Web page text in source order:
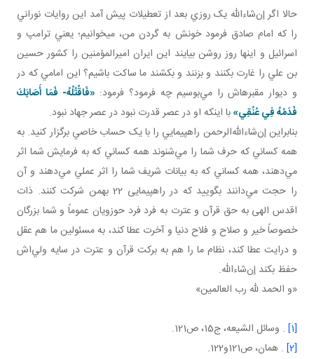
حالا اگر إن‌شاءالله يک روزي بعد از تعطيلات پيش آمد اين روايات نوراني
را که امام صادق فرمود خونش به گردن من، می­خوانيم؛ يعني ترامپ و
اسرائيل و اينها روز روشن بيايند اين ايران اميرالمؤمنين را کشور حسين
بن علي را غارت بکنند و بزنند و بکشند ما ساکت باشيم؟ اين امامي که در
و ديوار مقبره­اش را مي‌بوسيم چه فرمود؟ فرمود: «فَاقْتُلْهُ- فَمَا أَصَابَكَ
فَدَمُهُ فِي عُنُقِي»با اينکه او در عصر قدرت نبود در عصر جهاد نبود.
بنابراين إن‌شاءالله‌الرحمن راهپيمايي را با يک حساب خاصي برگزار کنيد. به
همه کساني که حرف شما را مي‌شنوند همه کساني که به فرمايش شما اثر
مي‌دهند، همه کساني که به بيانات شريف شما را اثر عملي مي‌دهند و آن
را حجت مي‌دانند بگوييد که در راهپيمايی 22 بهمن شرکت کنند. ذات
اقدس الهی به حق قرآن و عترت به فرد فرد حوزويان عموماً و شما بزرگان
خصوصاً خير و صلاح و فلاح دنيا و آخرت عطا کند، به مسئولين ما هم عقل
و درايت عطا کند، نظام ما را هم به برکت قرآن و عترت در سايه ولي‌اش
حفظ بکند إن‌شاءالله.
«و الحمد لله رب العالمين»
[1] . وسائل الشيعه، ج15، ص121.
[2]
. همان، ص121و122.